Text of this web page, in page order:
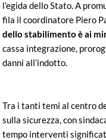
l’egida dello Stato. A
fila il coordinatore Piero
dello stabilimento è ai
cassa integrazione,
danni all’indotto.
Tra i tanti temi al centro
sulla sicurezza, con
tempo interventi